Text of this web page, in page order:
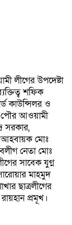
লীগের উপদেষ্টা
শফিক
কাউন্সিলর ও
পৌর আওয়ামী
সরকার,
আহবায়ক মোঃ
নেতা মোঃ
সাবেক যুগ্ন
মাহমুদ
ছাত্রলীগের
প্রমূখ।